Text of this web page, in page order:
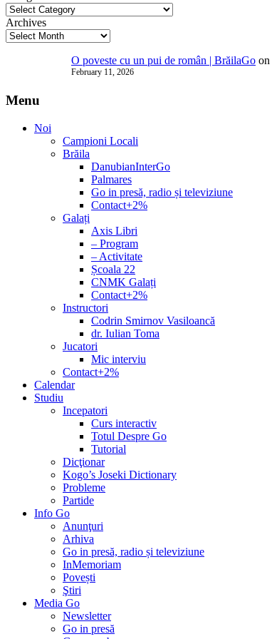
Archives
O poveste cu un pui de român | BrăilaGo on
February 11, 2026
Menu
Noi
Campioni Locali
Brăila
DanubianInterGo
Palmares
Go in presă, radio și televiziune
Contact+2%
Galați
Axis Libri
– Program
– Activitate
Școala 22
CNMK Galați
Contact+2%
Instructori
Codrin Smirnov Vasiloancă
dr. Iulian Toma
Jucatori
Mic interviu
Contact+2%
Calendar
Studiu
Incepatori
Curs interactiv
Totul Despre Go
Tutorial
Dicţionar
Kogo’s Joseki Dictionary
Probleme
Partide
Info Go
Anunţuri
Arhiva
Go in presă, radio și televiziune
InMemoriam
Povești
Ştiri
Media Go
Newsletter
Go in presă